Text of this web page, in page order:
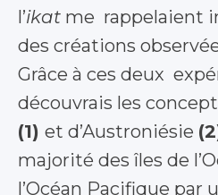
l’ikat me rappelaient
des créations
Grâce à ces deux
découvrais les
(1) et d’Austroniésie (2
majorité des îles de
l’Océan Pacifique par